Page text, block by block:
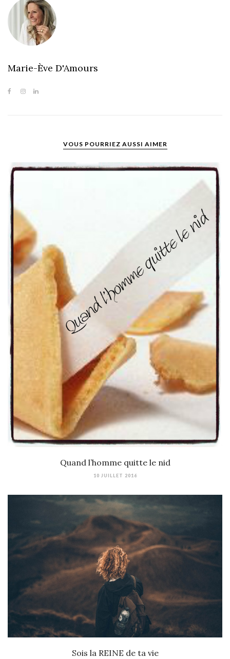
Marie-Ève D'Amours
VOUS POURRIEZ AUSSI AIMER
Quand l’homme quitte le nid
10 JUILLET 2016
Sois la REINE de ta vie